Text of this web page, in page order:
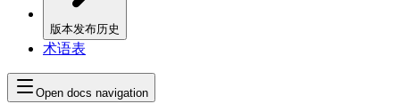
版本发布历史
术语表
Open docs navigation